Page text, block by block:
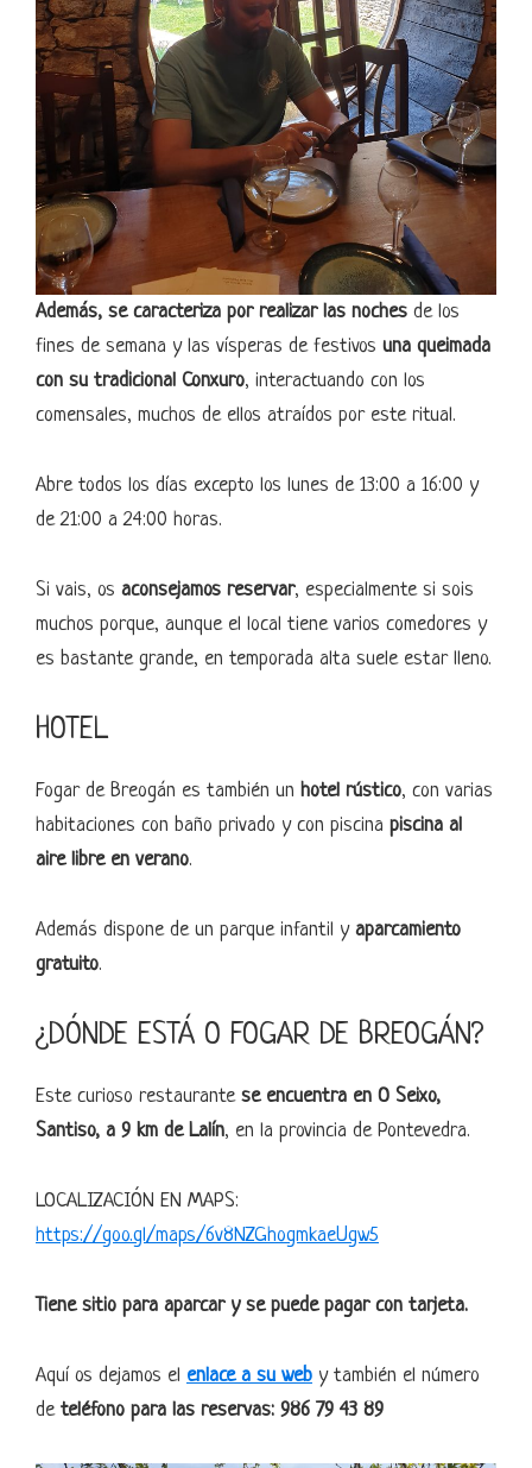
Además, se caracteriza por realizar las noches de los
fines de semana y las vísperas de festivos una queimada
con su tradicional Conxuro, interactuando con los
comensales, muchos de ellos atraídos por este ritual.
Abre todos los días excepto los lunes de 13:00 a 16:00 y
de 21:00 a 24:00 horas.
Si vais, os aconsejamos reservar, especialmente si sois
muchos porque, aunque el local tiene varios comedores y
es bastante grande, en temporada alta suele estar lleno.
HOTEL
Fogar de Breogán es también un hotel rústico, con varias
habitaciones con baño privado y con piscina piscina al
aire libre en verano.
Además dispone de un parque infantil y aparcamiento
gratuito.
¿DÓNDE ESTÁ O FOGAR DE BREOGÁN?
Este curioso restaurantese encuentra en O Seixo,
Santiso, a 9 km de Lalín, en la provincia de Pontevedra.
LOCALIZACIÓN EN MAPS:
https://goo.gl/maps/6v8NZGhogmkaeUgw5
Tiene sitio para aparcar y se puede pagar con tarjeta.
Aquí os dejamos el enlace a su web y también el número
de teléfono para las reservas: 986 79 43 89